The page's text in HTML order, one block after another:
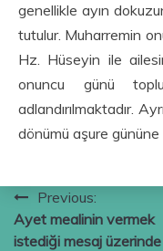
genellikle ayın
tutulur. Muharremin
Hz. Hüseyin ile
onuncu günü
adlandırılmaktadır.
dönümü aşure gününe
Yazı
gezinmesi
Previous:
Ayet mealinin vermek
istediği mesaj üzerinde